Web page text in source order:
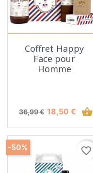
Coffret Happy
Face pour
Homme
Prix de base
36,99 € Prix
18,50 € shopping_basket
favorite_border
-50%